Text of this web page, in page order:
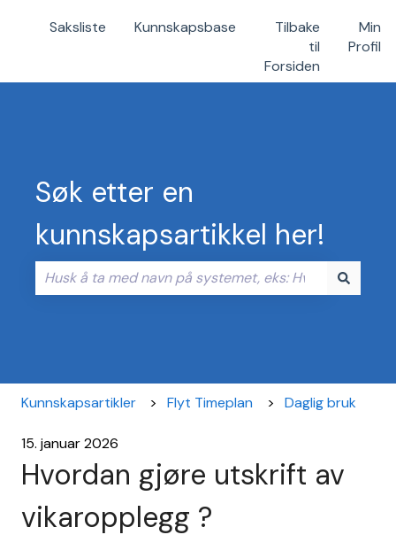
Saksliste Kunnskapsbase
Tilbake
til
Forsiden
Min
Profil
Søk etter en
kunnskapsartikkel her!
Kunnskapsartikler Flyt Timeplan Daglig bruk
15. januar 2026
Hvordan gjøre utskrift av
vikaropplegg ?